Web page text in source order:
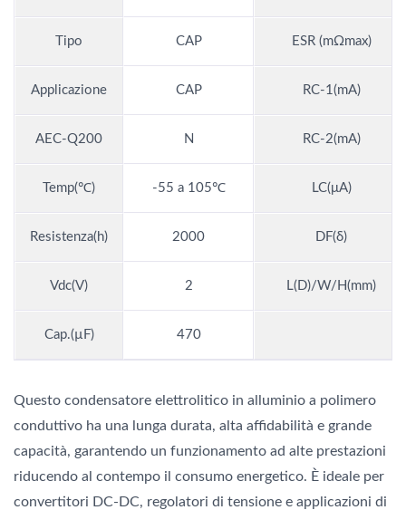
Tipo CAP ESR (mΩmax)
Applicazione CAP RC-1(mA)
AEC-Q200 N RC-2(mA)
Temp(℃) -55 a 105℃ LC(μA)
Resistenza(h) 2000 DF(δ)
Vdc(V) 2 L(D)/W/H(mm)
Cap.(µF) 470
Questo condensatore elettrolitico in alluminio a polimero
conduttivo ha una lunga durata, alta affidabilità e grande
capacità, garantendo un funzionamento ad alte prestazioni
riducendo al contempo il consumo energetico. È ideale per
convertitori DC-DC, regolatori di tensione e applicazioni di